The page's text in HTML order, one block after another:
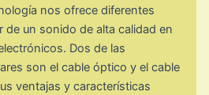
nos ofrece diferentes
de un sonido de alta calidad en
Dos de las
son el cable óptico y el cable
ventajas y características